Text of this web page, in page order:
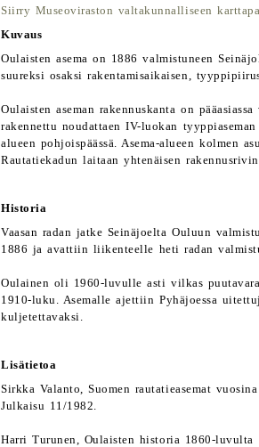
Siirry Museoviraston valtakunnalliseen
Kuvaus
Oulaisten asema on 1886 valmistuneen
suureksi osaksi rakentamisaikaisen,
Oulaisten aseman rakennuskanta on
rakennettu noudattaen IV-luokan
alueen pohjoispäässä. Asema-alueen kolmen
Rautatiekadun laitaan yhtenäisen
Historia
Vaasan radan jatke Seinäjoelta Ouluun
1886 ja avattiin liikenteelle heti radan
Oulainen oli 1960-luvulle asti vilkas
1910-luku. Asemalle ajettiin Pyhäjoessa
kuljetettavaksi.
Lisätietoa
Sirkka Valanto, Suomen rautatieasemat
Julkaisu 11/1982.
Harri Turunen, Oulaisten historia 1860-